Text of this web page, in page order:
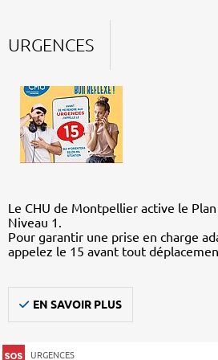
URGENCES
Le CHU de Montpellier active le
Niveau 1.
Pour garantir une prise en charge
appelez le 15 avant tout
EN SAVOIR PLUS
URGENCES